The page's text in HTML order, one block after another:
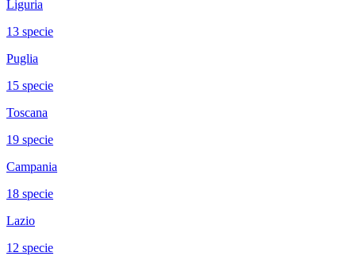
Liguria
13 specie
Puglia
15 specie
Toscana
19 specie
Campania
18 specie
Lazio
12 specie